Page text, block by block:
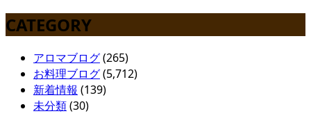
CATEGORY
アロマブログ(265)
お料理ブログ(5,712)
新着情報 (139)
未分類(30)